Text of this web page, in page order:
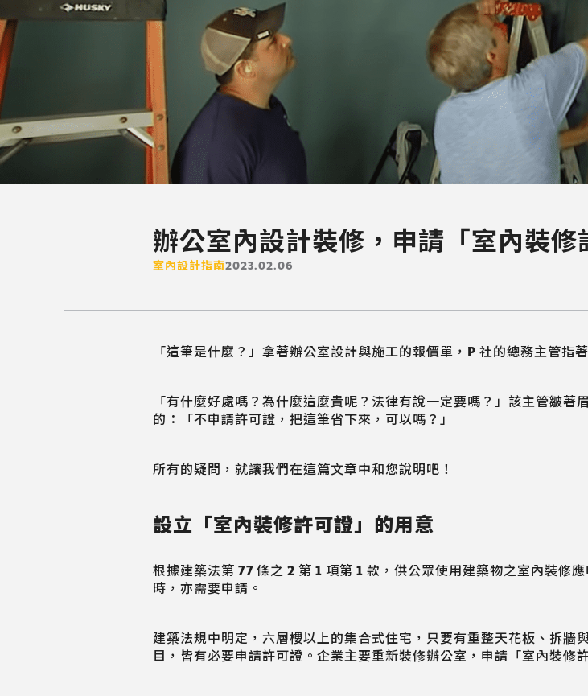
辦公室內設計裝修，申請「室內裝修
室內設計指南2023.02.06
「這筆是什麼？」拿著辦公室設計與施工的報價單，P 社的總務主管指
「有什麼好處嗎？為什麼這麼貴呢？法律有說一定要嗎？」該主管皺
的：「不申請許可證，把這筆省下來，可以嗎？」
所有的疑問，就讓我們在這篇文章中和您說明吧！
設立「室內裝修許可證」的用意
根據建築法第 77 條之 2 第 1 項第 1 款，供公眾使用建築物之室內裝修
時，亦需要申請。
建築法規中明定，六層樓以上的集合式住宅，只要有重整天花板、拆
目，皆有必要申請許可證。企業主要重新裝修辦公室，申請「室內裝修